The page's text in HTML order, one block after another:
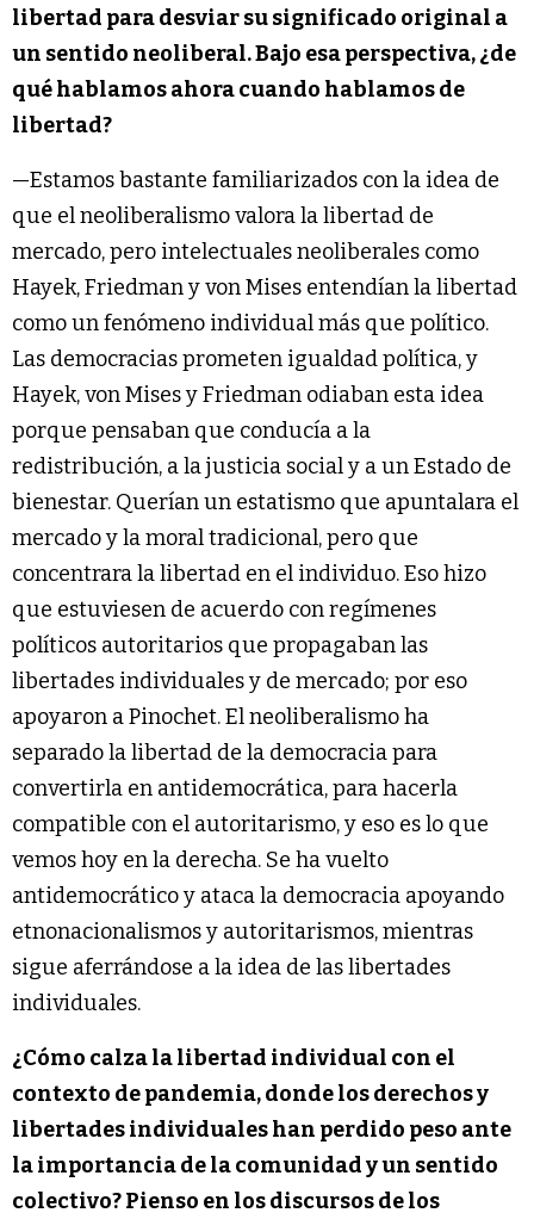
libertad para desviar su significado original a
un sentido neoliberal. Bajo esa perspectiva, ¿de
qué hablamos ahora cuando hablamos de
libertad?
—Estamos bastante familiarizados con la idea de
que el neoliberalismo valora la libertad de
mercado, pero intelectuales neoliberales como
Hayek, Friedman y von Mises entendían la libertad
como un fenómeno individual más que político.
Las democracias prometen igualdad política, y
Hayek, von Mises y Friedman odiaban esta idea
porque pensaban que conducía a la
redistribución, a la justicia social y a un Estado de
bienestar. Querían un estatismo que apuntalara el
mercado y la moral tradicional, pero que
concentrara la libertad en el individuo. Eso hizo
que estuviesen de acuerdo con regímenes
políticos autoritarios que propagaban las
libertades individuales y de mercado; por eso
apoyaron a Pinochet. El neoliberalismo ha
separado la libertad de la democracia para
convertirla en antidemocrática, para hacerla
compatible con el autoritarismo, y eso es lo que
vemos hoy en la derecha. Se ha vuelto
antidemocrático y ataca la democracia apoyando
etnonacionalismos y autoritarismos, mientras
sigue aferrándose a la idea de las libertades
individuales.
¿Cómo calza la libertad individual con el
contexto de pandemia, donde los derechos y
libertades individuales han perdido peso ante
la importancia de la comunidad y un sentido
colectivo? Pienso en los discursos de los